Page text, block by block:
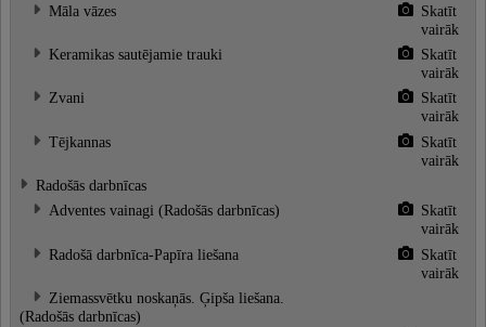
Māla vāzes
Skatīt
vairāk
Keramikas sautējamie trauki
Skatīt
vairāk
Zvani
Skatīt
vairāk
Tējkannas
Skatīt
vairāk
Radošās darbnīcas
Adventes vainagi (Radošās darbnīcas)
Skatīt
vairāk
Radošā darbnīca-Papīra liešana
Skatīt
vairāk
Ziemassvētku noskaņās. Ģipša liešana.
(Radošās darbnīcas)